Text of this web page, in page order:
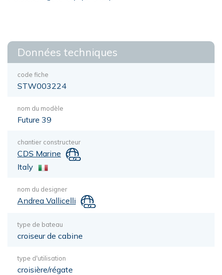
Données techniques
code fiche
STW003224
nom du modèle
Future 39
chantier constructeur
CDS Marine
Italy
nom du designer
Andrea Vallicelli
type de bateau
croiseur de cabine
type d'utilisation
croisière/régate